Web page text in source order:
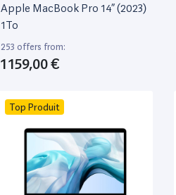
Apple MacBook Pro 14” (2023)
1To
253 offers from:
1 159,00 €
Top Produit